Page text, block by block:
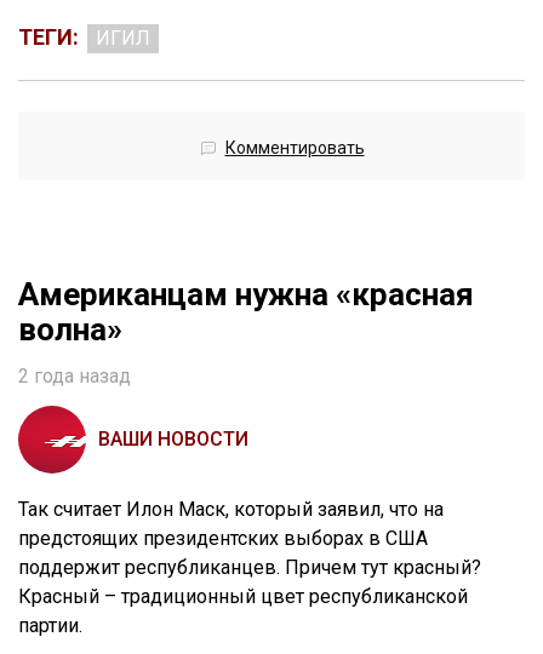
ТЕГИ: ИГИЛ
Комментировать
Американцам нужна «красная
волна»
2 года назад
ВАШИ НОВОСТИ
Так считает Илон Маск, который заявил, что на
предстоящих президентских выборах в США
поддержит республиканцев. Причем тут красный?
Красный – традиционный цвет республиканской
партии.